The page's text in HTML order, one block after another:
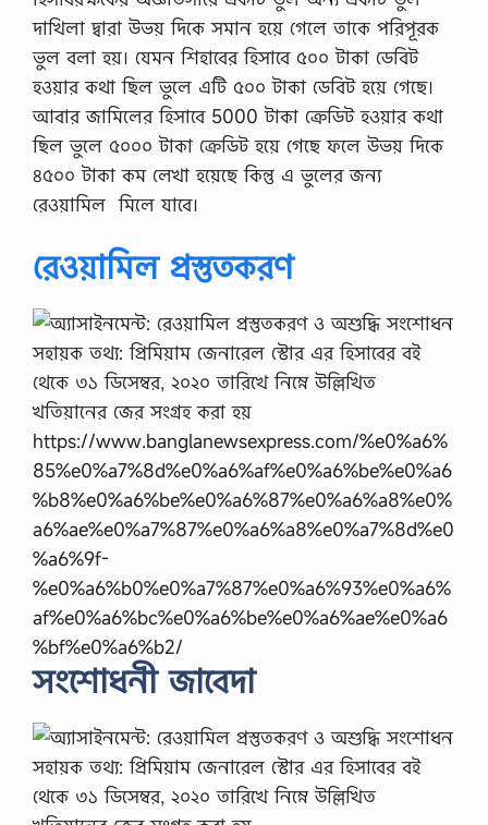
দাখিলা দ্বারা উভয় দিকে সমান হয়ে গেলে তাকে পরিপূরক
ভুল বলা হয়। যেমন শিহাবের হিসাবে ৫০০ টাকা ডেবিট
হওয়ার কথা ছিল ভুলে এটি ৫০০ টাকা ডেবিট হয়ে গেছে।
আবার জামিলের হিসাবে 5000 টাকা ক্রেডিট হওয়ার কথা
ছিল ভুলে ৫০০০ টাকা ক্রেডিট হয়ে গেছে ফলে উভয় দিকে
৪৫০০ টাকা কম লেখা হয়েছে কিন্তু এ ভুলের জন্য
রেওয়ামিল মিলে যাবে।
রেওয়ামিল প্রস্তুতকরণ
সংশোধনী জাবেদা